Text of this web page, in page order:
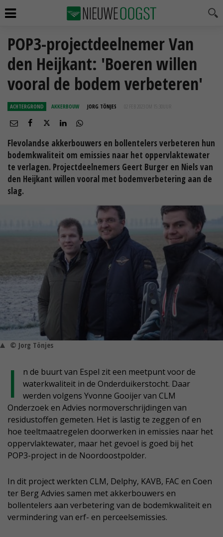
POP3-projectdeelnemer Van
den Heijkant: 'Boeren willen
vooral de bodem verbeteren'
ACHTERGROND AKKERBOUW JORG TÖNJES 02 FEB 2023 OM 15:30
Flevolandse akkerbouwers en bollentelers verbeteren hun
bodemkwaliteit om emissies naar het oppervlaktewater
te verlagen. Projectdeelnemers Geert Burger en Niels van
den Heijkant willen vooral met bodemverbetering aan de
slag.
© Jorg Tönjes
I
n de buurt van Espel zit een meetpunt voor de
waterkwaliteit in de Onderduikerstocht. Daar
werden volgens Yvonne Gooijer van CLM
Onderzoek en Advies normoverschrijdingen van
residustoffen gemeten. Het is lastig te zeggen of en
hoe teeltmaatregelen doorwerken in emissies naar het
oppervlaktewater, maar het gevoel is goed bij het
POP3-project in de Noordoostpolder.
In dit project werkten CLM, Delphy, KAVB, FAC en Coen
ter Berg Advies samen met akkerbouwers en
bollentelers aan verbetering van de bodemkwaliteit en
vermindering van erf- en perceelsemissies.